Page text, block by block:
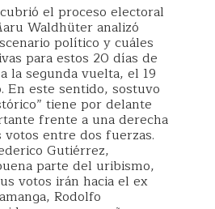
el proceso electoral
Waldhüter analizó
político y cuáles
para estos 20 días de
la segunda vuelta, el 19
En este sentido, sostuvo
tiene por delante
frente a una derecha
entre dos fuerzas.
Gutiérrez,
parte del uribismo,
votos irán hacia el ex
Rodolfo